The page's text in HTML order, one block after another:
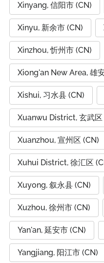
Xinyang, 信阳市 (CN)
Xinyu, 新余市 (CN)
Xinzhou, 忻州市 (CN)
Xiong'an New Area, 雄
Xishui, 习水县 (CN)
Xuanwu District, 玄武区
Xuanzhou, 宣州区 (CN)
Xuhui District, 徐汇区
Xuyong, 叙永县 (CN)
Xuzhou, 徐州市 (CN)
Yan'an, 延安市 (CN)
Yangjiang, 阳江市 (CN)